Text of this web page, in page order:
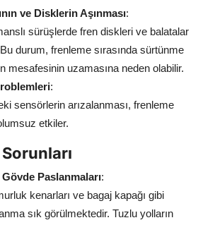
ve Disklerin Aşınması:
sürüşlerde fren diskleri ve balatalar
Bu durum, frenleme sırasında sürtünme
mesafesinin uzamasına neden olabilir.
:
sensörlerin arızalanması, frenleme
etkiler.
Paslanmaları:
kenarları ve bagaj kapağı gibi
sık görülmektedir. Tuzlu yolların